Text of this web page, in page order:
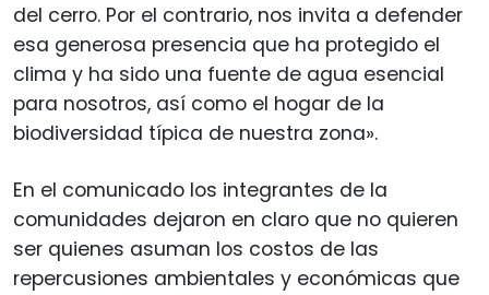
del cerro. Por el contrario, nos invita a defender
esa generosa presencia que ha protegido el
clima y ha sido una fuente de agua esencial
para nosotros, así como el hogar de la
biodiversidad típica de nuestra zona».
En el comunicado los integrantes de la
comunidades dejaron en claro que no quieren
ser quienes asuman los costos de las
repercusiones ambientales y económicas que